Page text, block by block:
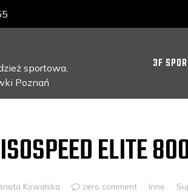
sportowa,
Poznań
3F
ELITE
Kowalska zero comment Inne